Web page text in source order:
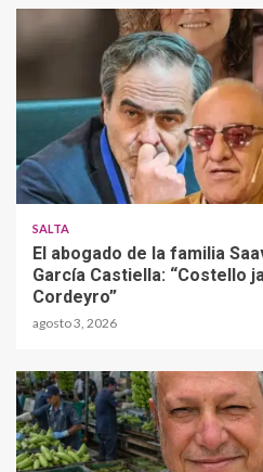
SALTA
El abogado de la familia
García Castiella: “Costello
Cordeyro”
agosto 3, 2026